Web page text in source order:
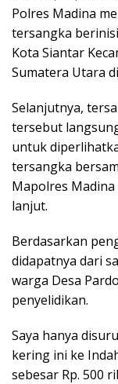
Polres Madina
tersangka
Kota Siantar
Sumatera Utara
Selanjutnya,
tersebut
untuk
tersangka
Mapolres
lanjut.
Berdasarkan
didapatnya dari
warga Desa
penyelidikan.
Saya hanya
kering ini ke
sebesar Rp. 500